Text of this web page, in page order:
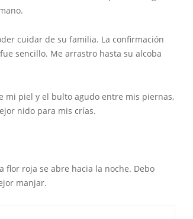
cuidar de su familia. La confirmación
sencillo. Me arrastro hasta su alcoba
mi piel y el bulto agudo entre mis piernas,
nido para mis crías.
flor roja se abre hacia la noche. Debo
manjar.